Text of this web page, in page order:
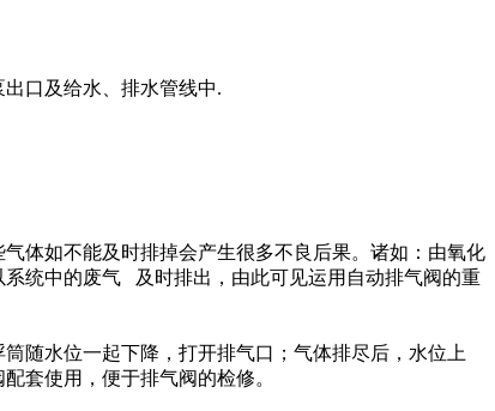
口及给水、排水管线中.
体如不能及时排掉会产生很多不良后果。诸如：由氧化
统中的废气 及时排出，由此可见运用自动排气阀的重
随水位一起下降，打开排气口；气体排尽后，水位上
套使用，便于排气阀的检修。